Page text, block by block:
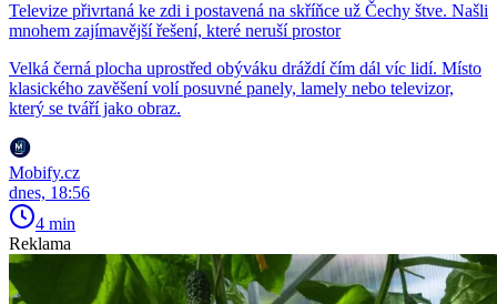
Televize přivrtaná ke zdi i postavená na skříňce už Čechy štve. Našli
mnohem zajímavější řešení, které neruší prostor
Velká černá plocha uprostřed obýváku dráždí čím dál víc lidí. Místo
klasického zavěšení volí posuvné panely, lamely nebo televizor,
který se tváří jako obraz.
Mobify.cz
dnes, 18:56
4 min
Reklama